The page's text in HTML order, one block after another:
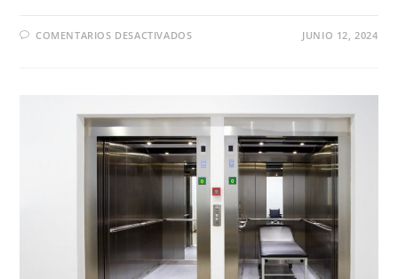
COMENTARIOS DESACTIVADOSEN JUNIO 12, 2024